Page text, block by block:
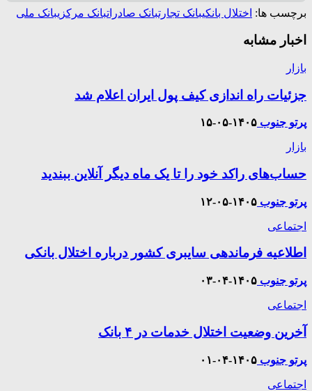
برچسب ها: اختلال بانکیبانک تجارتبانک صادراتبانک مرکزیبانک ملی
اخبار مشابه
بازار
جزئیات راه اندازی کیف پول ایران اعلام شد
پرتو جنوب ۱۴۰۵-۰۵-۱۵
بازار
حساب‌های راکد خود را تا یک ماه دیگر آنلاین ببندید
پرتو جنوب ۱۴۰۵-۰۵-۱۲
اجتماعی
اطلاعیه فرماندهی سایبری کشور درباره اختلال بانکی
پرتو جنوب ۱۴۰۵-۰۴-۰۳
اجتماعی
آخرین وضعیت اختلال خدمات در ۴ بانک
پرتو جنوب ۱۴۰۵-۰۴-۰۱
اجتماعی